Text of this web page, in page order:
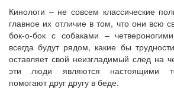
Кинологи – не совсем классические
главное их отличие в том, что они всю
бок-о-бок с собаками –
всегда будут рядом, какие бы
оставляет свой неизгладимый след на
эти люди являются настоящими
помогают друг другу в беде.